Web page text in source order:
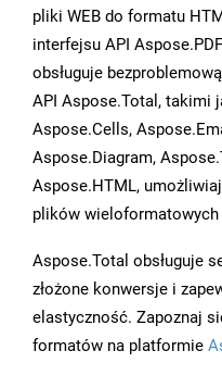
pliki WEB do formatu
interfejsu API
obsługuje
API Aspose.Total, takimi
Aspose.Cells,
Aspose.Diagram,
Aspose.HTML,
plików
Aspose.Total obsługuje
złożone konwersje i
elastyczność. Zapoznaj
formatów na platformie